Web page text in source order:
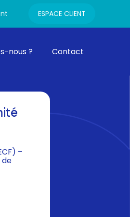
Connexion
ESPACE CLIENT
nous ? Contact
–
de